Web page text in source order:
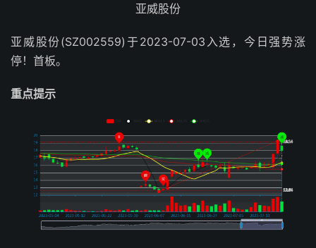
亚威股份
亚威股份(SZ002559)于2023-07-03入选，今日强势涨
停！首板。
重点提示